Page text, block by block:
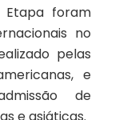
Etapa foram
no
pelas
e
de
e asiáticas.